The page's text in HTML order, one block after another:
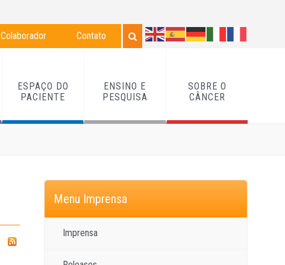
Colaborador Contato
ESPAÇO DO
PACIENTE
ENSINO E
PESQUISA
SOBRE O
CÂNCER
Menu Imprensa
Imprensa